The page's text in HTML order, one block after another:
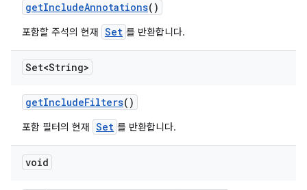
getIncludeAnnotations()
포함할 주석의 현재 Set 를 반환합니다.
Set<String>
getIncludeFilters()
포함 필터의 현재 Set 를 반환합니다.
void